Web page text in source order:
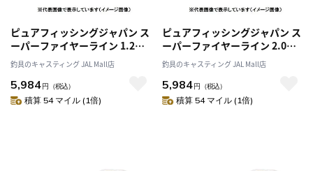
ピュアフィッシングジャパン ス
ーパーファイヤーライン 1.2号
20LB 300M カラード
釣具のキャスティング JAL Mall店
5,984円 （税込）
積算 54 マイル (1倍)
ピュアフィッシングジャパン ス
ーパーファイヤーライン 2.0号
30LB 300M カラード
釣具のキャスティング JAL Mall店
5,984円 （税込）
積算 54 マイル (1倍)